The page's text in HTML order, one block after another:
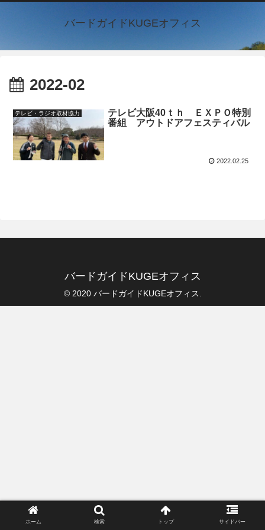
バードガイドKUGEオフィス
2022-02
テレビ・ラジオ取材協力
テレビ大阪40ｔｈ ＥＸＰＯ特別
番組 アウトドアフェスティバル
2022.02.25
バードガイドKUGEオフィス
© 2020 バードガイドKUGEオフィス.
ホーム 検索 トップ サイドバー